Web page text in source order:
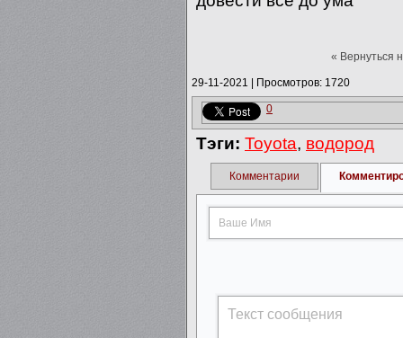
« Вернуться
29-11-2021 Просмотров: 1720
0
Тэги: Toyota, водород
Комментарии